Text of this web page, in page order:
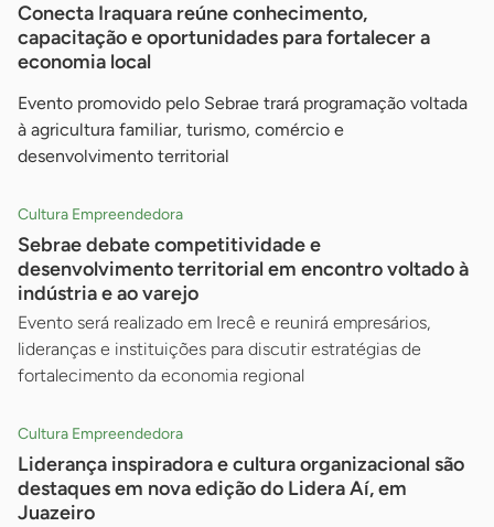
Conecta Iraquara reúne conhecimento,
capacitação e oportunidades para fortalecer a
economia local
Evento promovido pelo Sebrae trará programação voltada
à agricultura familiar, turismo, comércio e
desenvolvimento territorial
Cultura Empreendedora
Sebrae debate competitividade e
desenvolvimento territorial em encontro voltado à
indústria e ao varejo
Evento será realizado em Irecê e reunirá empresários,
lideranças e instituições para discutir estratégias de
fortalecimento da economia regional
Cultura Empreendedora
Liderança inspiradora e cultura organizacional são
destaques em nova edição do Lidera Aí, em
Juazeiro